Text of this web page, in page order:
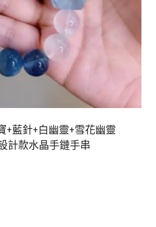
+藍針+白幽靈+雪花幽靈
計款水晶手鏈手串